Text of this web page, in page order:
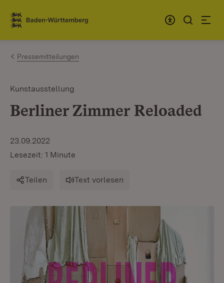
Zum Inhalt springen
Link zur Startseite
Pressemitteilungen
Kunstausstellung
Berliner Zimmer Reloaded
23.09.2022
Lesezeit: 1 Minute
Teilen Text vorlesen